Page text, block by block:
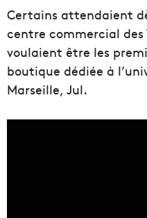
Certains attendaient
centre commercial des
voulaient être les
boutique dédiée à
Marseille, Jul.